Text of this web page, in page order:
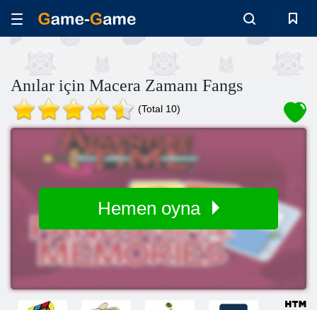
Anılar için Macera Zamanı Fangs
(Total 10)
Hemen oyna